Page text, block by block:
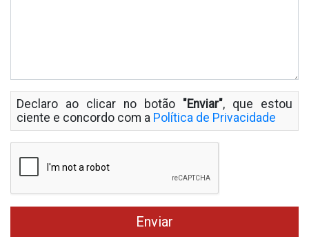
Declaro ao clicar no botão "Enviar", que estou
ciente e concordo com a Política de Privacidade